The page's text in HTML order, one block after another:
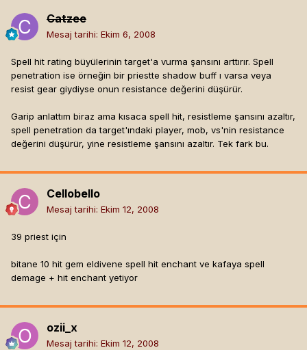
Catzee
Mesaj tarihi: Ekim 6, 2008
Spell hit rating büyülerinin target'a vurma şansını arttırır. Spell
penetration ise örneğin bir priestte shadow buff ı varsa veya
resist gear giydiyse onun resistance değerini düşürür.
Garip anlattım biraz ama kısaca spell hit, resistleme şansını azaltır,
spell penetration da target'ındaki player, mob, vs'nin resistance
değerini düşürür, yine resistleme şansını azaltır. Tek fark bu.
Cellobello
Mesaj tarihi: Ekim 12, 2008
39 priest için
bitane 10 hit gem eldivene spell hit enchant ve kafaya spell
demage + hit enchant yetiyor
ozii_x
Mesaj tarihi: Ekim 12, 2008